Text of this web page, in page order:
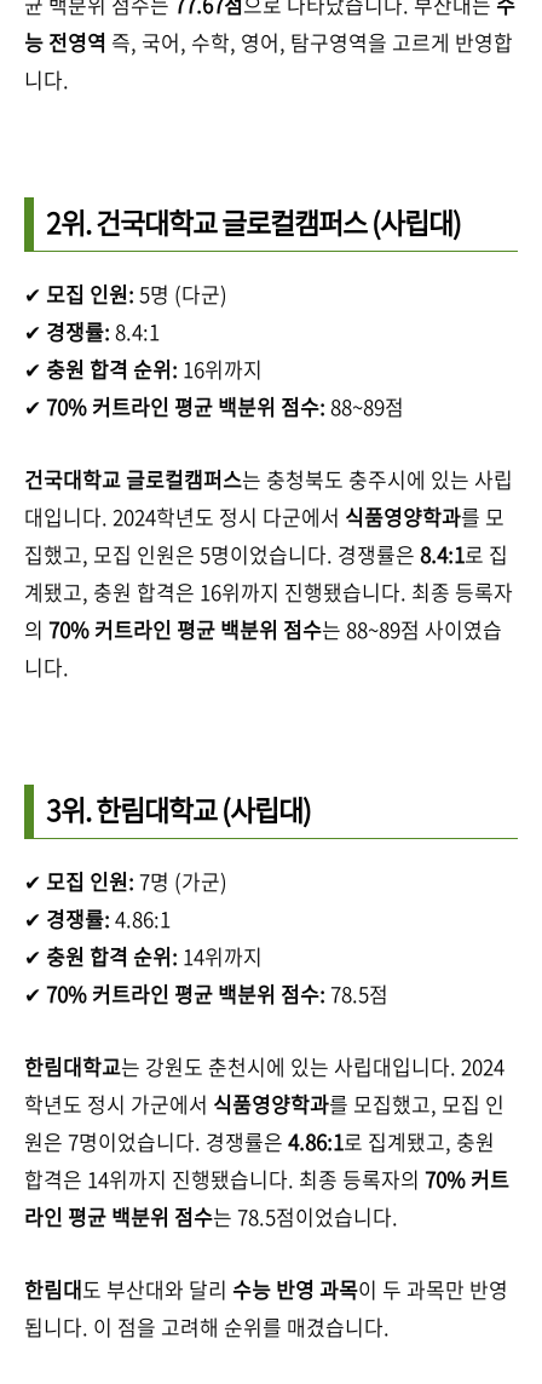
능 전영역 즉, 국어, 수학, 영어, 탐구영역을 고르게 반영합
니다.
2위.건국대학교 글로컬캠퍼스(사립대)
✔ 모집 인원: 5명 (다군)
✔ 경쟁률: 8.4:1
✔ 충원 합격 순위: 16위까지
✔ 70% 커트라인 평균 백분위 점수: 88~89점
건국대학교 글로컬캠퍼스는 충청북도 충주시에 있는 사립
대입니다. 2024학년도 정시 다군에서 식품영양학과를 모
집했고, 모집 인원은 5명이었습니다. 경쟁률은 8.4:1로 집
계됐고, 충원 합격은 16위까지 진행됐습니다. 최종 등록자
의 70% 커트라인 평균 백분위 점수는 88~89점 사이였습
니다.
3위.한림대학교(사립대)
✔ 모집 인원: 7명 (가군)
✔ 경쟁률: 4.86:1
✔ 충원 합격 순위: 14위까지
✔ 70% 커트라인 평균 백분위 점수: 78.5점
한림대학교는 강원도 춘천시에 있는 사립대입니다. 2024
학년도 정시 가군에서 식품영양학과를 모집했고, 모집 인
원은 7명이었습니다. 경쟁률은 4.86:1로 집계됐고, 충원
합격은 14위까지 진행됐습니다. 최종 등록자의 70% 커트
라인 평균 백분위 점수는 78.5점이었습니다.
한림대도 부산대와 달리 수능 반영 과목이 두 과목만 반영
됩니다. 이 점을 고려해 순위를 매겼습니다.